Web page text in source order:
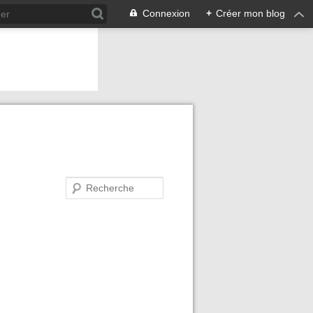
Connexion + Créer mon blog